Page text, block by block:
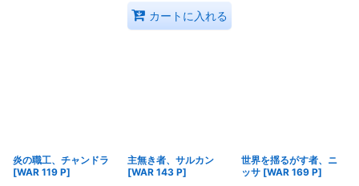
カートに入れる
炎の職工、チャンドラ
[WAR 119 P]
主無き者、サルカン
[WAR 143 P]
世界を揺るがす者、ニ
ッサ [WAR 169 P]